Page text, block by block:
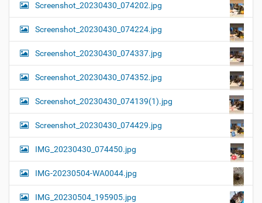
Screenshot_20230430_074202.jpg
Screenshot_20230430_074224.jpg
Screenshot_20230430_074337.jpg
Screenshot_20230430_074352.jpg
Screenshot_20230430_074139(1).jpg
Screenshot_20230430_074429.jpg
IMG_20230430_074450.jpg
IMG-20230504-WA0044.jpg
IMG_20230504_195905.jpg